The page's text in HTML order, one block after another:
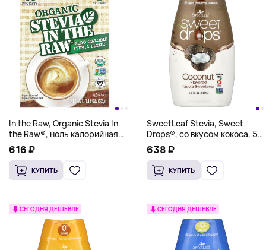
In the Raw, Organic Stevia In
the Raw®, ноль калорийная
смесь стевии, 40 пакетиков,
32 г (1,12 унции)
616 ₽
КУПИТЬ
SweetLeaf Stevia, Sweet
Drops®, со вкусом кокоса, 50
мл (1,7 жидк. унции)
638 ₽
КУПИТЬ
СЕГОДНЯ ДЕШЕВЛЕ СЕГОДНЯ ДЕШЕВЛЕ